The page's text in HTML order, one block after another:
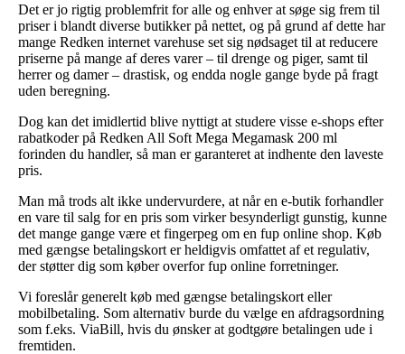
Det er jo rigtig problemfrit for alle og enhver at søge sig frem til
priser i blandt diverse butikker på nettet, og på grund af dette har
mange Redken internet varehuse set sig nødsaget til at reducere
priserne på mange af deres varer – til drenge og piger, samt til
herrer og damer – drastisk, og endda nogle gange byde på fragt
uden beregning.
Dog kan det imidlertid blive nyttigt at studere visse e-shops efter
rabatkoder på Redken All Soft Mega Megamask 200 ml
forinden du handler, så man er garanteret at indhente den laveste
pris.
Man må trods alt ikke undervurdere, at når en e-butik forhandler
en vare til salg for en pris som virker besynderligt gunstig, kunne
det mange gange være et fingerpeg om en fup online shop. Køb
med gængse betalingskort er heldigvis omfattet af et regulativ,
der støtter dig som køber overfor fup online forretninger.
Vi foreslår generelt køb med gængse betalingskort eller
mobilbetaling. Som alternativ burde du vælge en afdragsordning
som f.eks. ViaBill, hvis du ønsker at godtgøre betalingen ude i
fremtiden.